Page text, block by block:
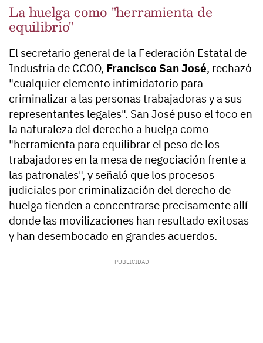
La huelga como "herramienta de
equilibrio"
El secretario general de la Federación Estatal de
Industria de CCOO, Francisco San José, rechazó
"cualquier elemento intimidatorio para
criminalizar a las personas trabajadoras y a sus
representantes legales". San José puso el foco en
la naturaleza del derecho a huelga como
"herramienta para equilibrar el peso de los
trabajadores en la mesa de negociación frente a
las patronales", y señaló que los procesos
judiciales por criminalización del derecho de
huelga tienden a concentrarse precisamente allí
donde las movilizaciones han resultado exitosas
y han desembocado en grandes acuerdos.